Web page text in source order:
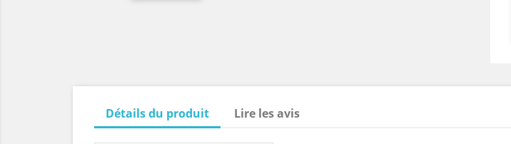
Détails du produit Lire les avis